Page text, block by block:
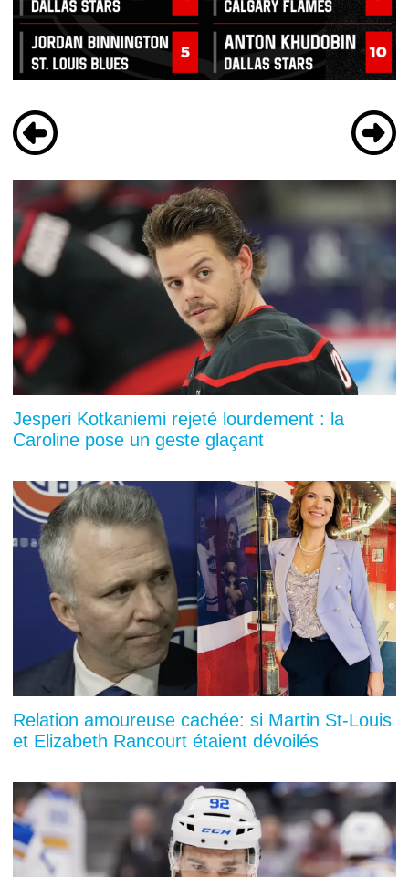
Jesperi Kotkaniemi rejeté lourdement : la
Caroline pose un geste glaçant
Relation amoureuse cachée: si Martin St-Louis
et Elizabeth Rancourt étaient dévoilés